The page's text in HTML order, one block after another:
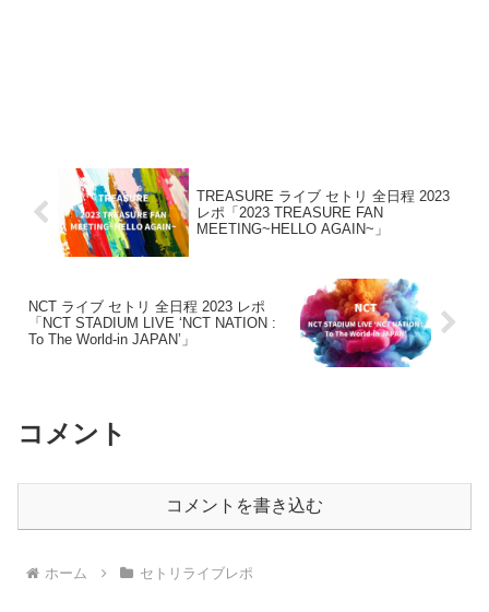
TREASURE ライブ セトリ 全日程 2023
レポ「2023 TREASURE FAN
MEETING~HELLO AGAIN~」
NCT ライブ セトリ 全日程 2023 レポ
「NCT STADIUM LIVE ‘NCT NATION :
To The World-in JAPAN’」
コメント
コメントを書き込む
ホーム セトリライブレポ